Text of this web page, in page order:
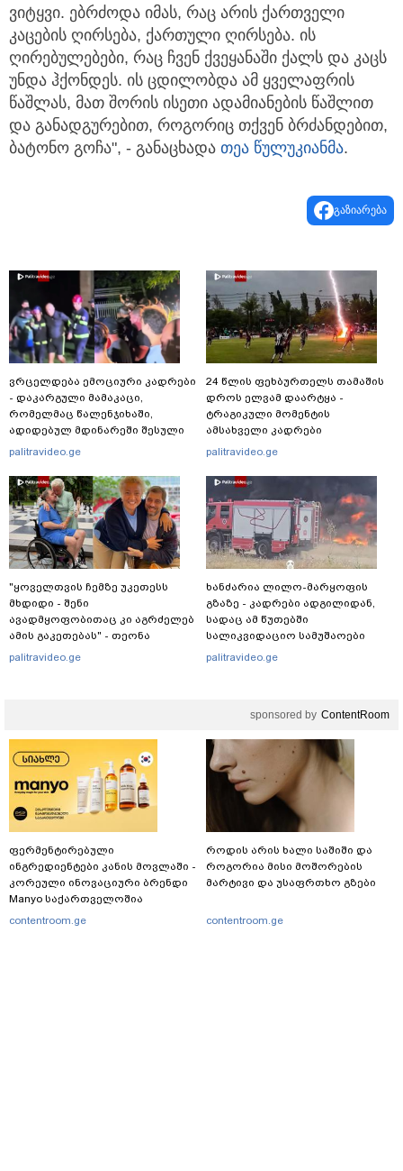
ვიტყვი. ებრძოდა იმას, რაც არის ქართველი
კაცების ღირსება, ქართული ღირსება. ის
ღირებულებები, რაც ჩვენ ქვეყანაში ქალს და კაცს
უნდა ჰქონდეს. ის ცდილობდა ამ ყველაფრის
წაშლას, მათ შორის ისეთი ადამიანების წაშლით
და განადგურებით, როგორიც თქვენ ბრძანდებით,
ბატონო გოჩა", - განაცხადა თეა წულუკიანმა.
გაზიარება
ვრცელდება ემოციური კადრები
- დაკარგული მამაკაცი,
რომელმაც წალენჯიხაში,
ადიდებულ მდინარეში შესული
დედა-შვილი გადაარჩინა,
მისი ვინაობა
palitravideo.ge
"ყოველთვის ჩემზე უკეთესს
მხდიდი - შენი
ავადმყოფობითაც კი აგრძელებ
ამის გაკეთებას" - თეონა
კონტრიძე მეუღლეს ემოციურ
palitravideo.ge
24 წლის ფეხბურთელს თამაშის
დროს ელვამ დაარტყა -
ტრაგიკული მომენტის
ამსახველი კადრები
ტაილანდიდან მედიაში
palitravideo.ge
ხანძარია ლილო-მარყოფის
გზაზე - კადრები ადგილიდან,
სადაც ამ წუთებში
სალიკვიდაციო სამუშაოები
მიმდინარეობს
palitravideo.ge
sponsored by ContentRoom
ფერმენტირებული
ინგრედიენტები კანის მოვლაში -
კორეული ინოვაციური ბრენდი
Manyo საქართველოშია
contentroom.ge
როდის არის ხალი საშიში და
როგორია მისი მოშორების
მარტივი და უსაფრთხო გზები
contentroom.ge